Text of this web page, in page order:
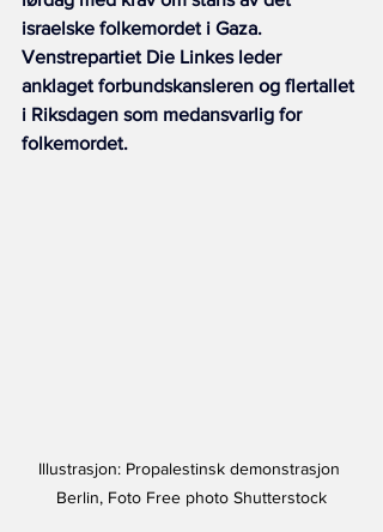
israelske folkemordet i Gaza.
Venstrepartiet Die Linkes leder
anklaget forbundskansleren og flertallet
i Riksdagen som medansvarlig for
folkemordet.
Illustrasjon: Propalestinsk demonstrasjon
Berlin, Foto Free photo Shutterstock